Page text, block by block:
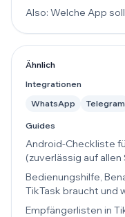
Also: Welche App
Ähnlich
Integrationen
WhatsApp
Telegram
Guides
Android-Checkliste
(zuverlässig auf
Bedienungshilfe,
TikTask braucht und
Empfängerlisten in